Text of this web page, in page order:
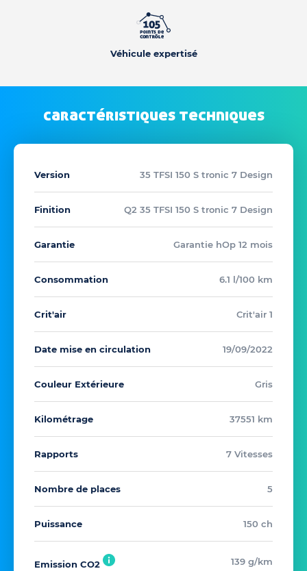
Véhicule expertisé
caractéristiques techniques
Version 35 TFSI 150 S tronic 7 Design
Finition Q2 35 TFSI 150 S tronic 7 Design
Garantie Garantie hOp 12 mois
Consommation 6.1 l/100 km
Crit'air Crit'air 1
Date mise en circulation 19/09/2022
Couleur Extérieure Gris
Kilométrage 37551 km
Rapports 7 Vitesses
Nombre de places 5
Puissance 150 ch
Emission CO2 139 g/km